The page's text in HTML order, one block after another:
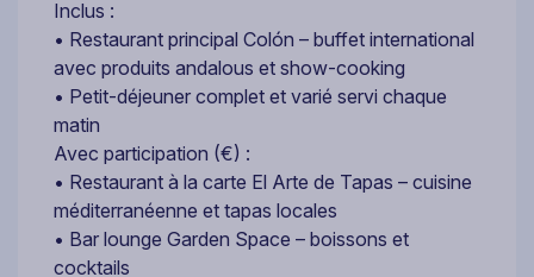
Inclus :
• Restaurant principal Colón – buffet international
avec produits andalous et show-cooking
• Petit-déjeuner complet et varié servi chaque
matin
Avec participation (€) :
• Restaurant à la carte El Arte de Tapas – cuisine
méditerranéenne et tapas locales
• Bar lounge Garden Space – boissons et
cocktails